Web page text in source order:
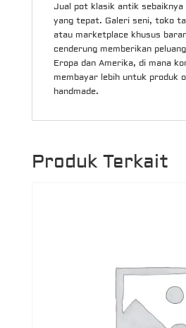
Jual pot klasik antik sebaiknya
yang tepat. Galeri seni, toko
atau marketplace khusus
cenderung memberikan
Eropa dan Amerika, di mana
membayar lebih untuk produk
handmade.
Produk Terkait